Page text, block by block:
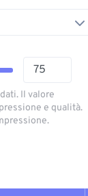
Il valore
e qualità.